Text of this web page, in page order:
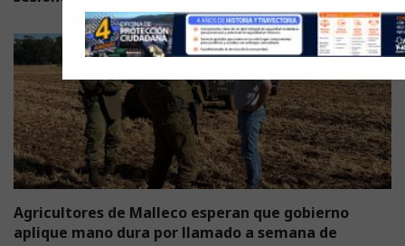
Agricultores de Malleco esperan que gobierno
aplique mano dura por llamado a semana de